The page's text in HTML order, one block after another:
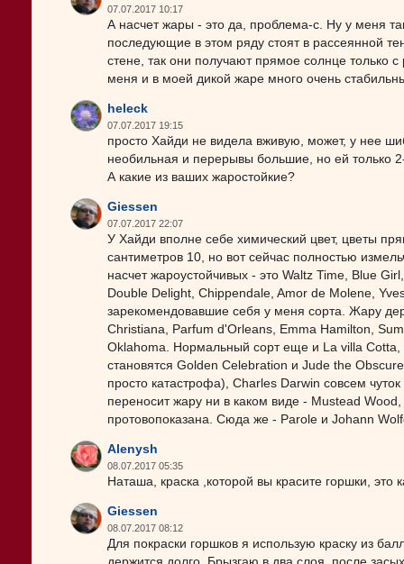
07.07.2017 10:17
А насчет жары - это да, проблема-с. Ну у меня
последующие в этом ряду стоят в рассеянной
стене, так они получают прямое солнце только
меня и в моей дикой жаре много очень
heleck
07.07.2017 19:15
просто Хайди не видела вживую, может, у нее
необильная и перерывы большие, но ей только
А какие из ваших жаростойкие?
Giessen
07.07.2017 22:07
У Хайди вполне себе химический цвет, цветы
сантиметров 10, но вот сейчас полностью
насчет жароустойчивых - это Waltz Time, Blue
Double Delight, Chippendale, Amor de Molene,
зарекомендовавшие себя у меня сорта. Жару
Christiana, Parfum d'Orleans, Emma Hamilton,
Oklahoma. Нормальный сорт еще и La villa
становятся Golden Celebration и Jude the
просто катастрофа), Charles Darwin совсем
переносит жару ни в каком виде - Mustead
протовопоказана. Сюда же - Parole и Johann
Alenysh
08.07.2017 05:35
Наташа, краска ,которой вы красите горшки, это
Giessen
08.07.2017 08:12
Для покраски горшков я использую краску из